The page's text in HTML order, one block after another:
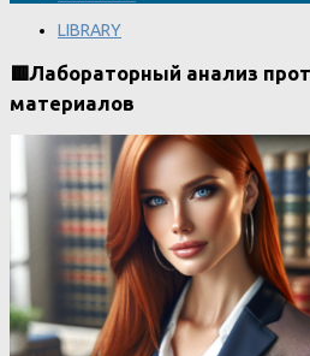
LIBRARY
🟥Лабораторный анализ
материалов